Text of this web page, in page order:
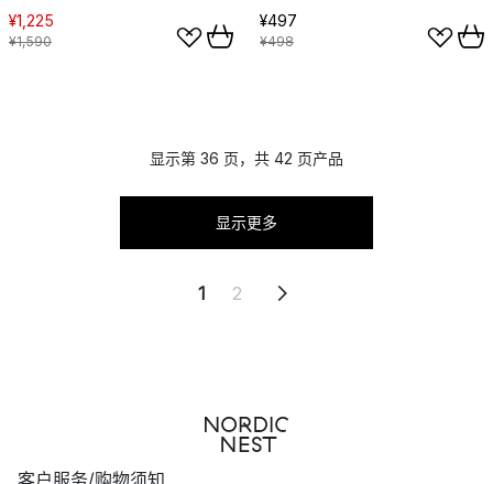
¥1,225
¥1,590
¥497
¥498
显示第 36 页，共 42 页产品
显示更多
1 2
客户服务/购物须知